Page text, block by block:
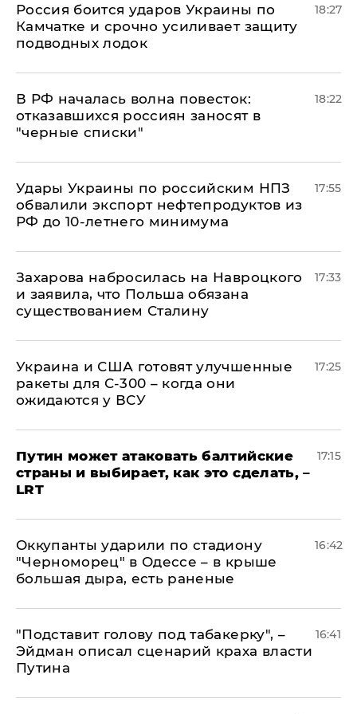
Россия боится ударов Украины по
Камчатке и срочно усиливает защиту
подводных лодок
18:27
​В РФ началась волна повесток:
отказавшихся россиян заносят в
"черные списки"
18:22
Удары Украины по российским НПЗ
обвалили экспорт нефтепродуктов из
РФ до 10-летнего минимума
17:55
​Захарова набросилась на Навроцкого
и заявила, что Польша обязана
существованием Сталину
17:33
Украина и США готовят улучшенные
ракеты для С-300 – когда они
ожидаются у ВСУ
17:25
Путин может атаковать балтийские
страны и выбирает, как это сделать, –
LRT
17:15
Оккупанты ударили по стадиону
"Черноморец" в Одессе – в крыше
большая дыра, есть раненые
16:42
​"Подставит голову под табакерку", –
Эйдман описал сценарий краха власти
Путина
16:41